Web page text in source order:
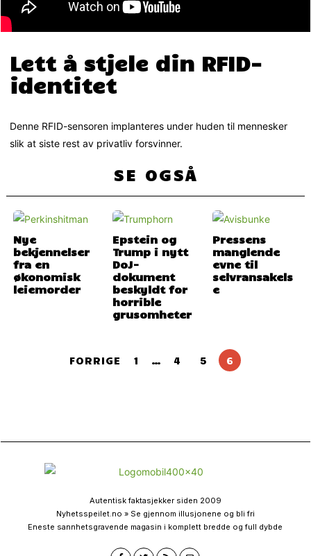
Lett å stjele din RFID-
identitet
Denne RFID-sensoren implanteres under huden til mennesker
slik at siste rest av privatliv forsvinner.
SE OGSÅ
Nye
bekjennelser
fra en
økonomisk
leiemorder
Epstein og
Trump i nytt
DoJ-
dokument
beskyldt for
horrible
grusomheter
Pressens
manglende
evne til
selvransakels
e
FORRIGE 1 … 4 5 6
Autentisk faktasjekker siden 2009
Nyhetsspeilet.no » Se gjennom illusjonene og bli fri
Eneste sannhetsgravende magasin i komplett bredde og full dybde